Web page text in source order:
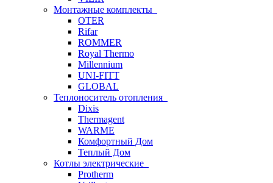
Монтажные комплекты
OTER
Rifar
ROMMER
Royal Thermo
Millennium
UNI-FITT
GLOBAL
Теплоноситель отопления
Dixis
Thermagent
WARME
Комфортный Дом
Теплый Дом
Котлы электрические
Protherm